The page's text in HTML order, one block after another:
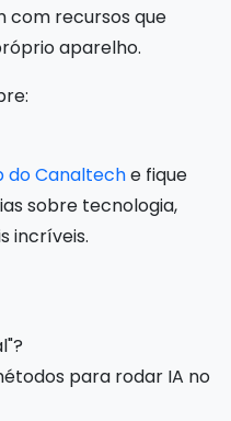
com recursos que
aparelho.
do Canalteche fique
sobre tecnologia,
incríveis.
para rodar IA no